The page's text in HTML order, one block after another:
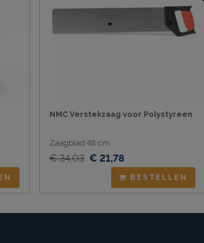
NMC Verstekzaag voor Polystyreen
Zaagblad 48 cm
€ 34,03 € 21,78
BESTELLEN